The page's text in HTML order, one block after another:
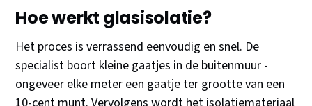
Hoe werkt glasisolatie?
Het proces is verrassend eenvoudig en snel. De
specialist boort kleine gaatjes in de buitenmuur -
ongeveer elke meter een gaatje ter grootte van een